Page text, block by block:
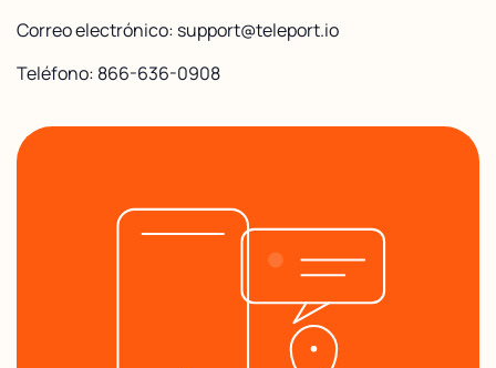
Correo electrónico: support@teleport.io
Teléfono: 866-636-0908